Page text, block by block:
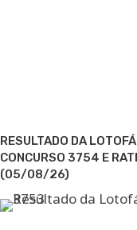
RESULTADO DA
CONCURSO 3754 E
(05/08/26)